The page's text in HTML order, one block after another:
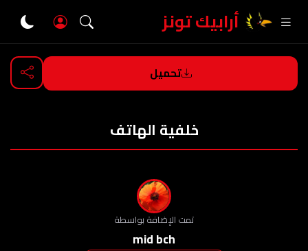
أرابيك تونز
تحميل
خلفية الهاتف
تمت الإضافة بواسطة
mid bch